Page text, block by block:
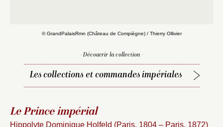
© GrandPalaisRmn (Château de Compiègne) / Thierry Ollivier
- Découvrir la collection -
Les collections et commandes impériales
Le Prince impérial
Hippolyte Dominique Holfeld (Paris, 1804 – Paris, 1872)